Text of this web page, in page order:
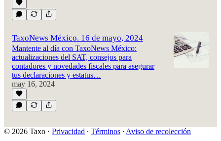
TaxoNews México. 16 de mayo, 2024
Mantente al día con TaxoNews México:
actualizaciones del SAT, consejos para
contadores y novedades fiscales para asegurar
tus declaraciones y estatus…
may 16, 2024
© 2026 Taxo · Privacidad ∙ Términos ∙ Aviso de recolección